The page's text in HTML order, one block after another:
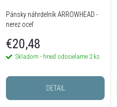
Pánsky náhrdelník ARROWHEAD -
nerez oceľ
€20,48
Skladom - hneď odosielame 2 ks
DETAIL